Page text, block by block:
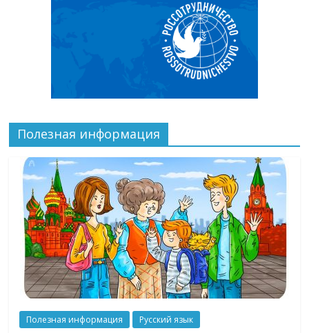
Полезная информация
Полезная информация Русский язык